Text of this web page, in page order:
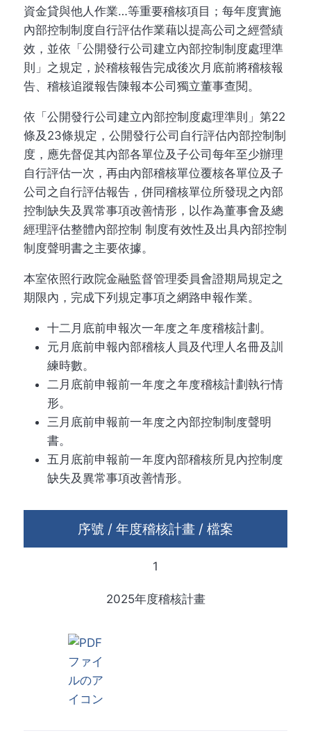
資金貸與他人作業…等重要稽核項目；每年度實施
內部控制制度自行評估作業藉以提高公司之經營績
效，並依「公開發行公司建立內部控制制度處理準
則」之規定，於稽核報告完成後次月底前將稽核報
告、稽核追蹤報告陳報本公司獨立董事查閱。
依「公開發行公司建立內部控制度處理準則」第22
條及23條規定，公開發行公司自行評估內部控制制
度，應先督促其內部各單位及子公司每年至少辦理
自行評估一次，再由內部稽核單位覆核各單位及子
公司之自行評估報告，併同稽核單位所發現之內部
控制缺失及異常事項改善情形，以作為董事會及總
經理評估整體內部控制 制度有效性及出具內部控制
制度聲明書之主要依據。
本室依照行政院金融監督管理委員會證期局規定之
期限內，完成下列規定事項之網路申報作業。
十二月底前申報次一年度之年度稽核計劃。
元月底前申報內部稽核人員及代理人名冊及訓
練時數。
二月底前申報前一年度之年度稽核計劃執行情
形。
三月底前申報前一年度之內部控制制度聲明
書。
五月底前申報前一年度內部稽核所見內控制度
缺失及異常事項改善情形。
序號 / 年度稽核計畫 / 檔案
1
2025年度稽核計畫